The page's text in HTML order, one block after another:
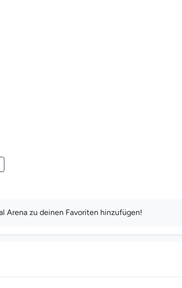
Arena zu deinen Favoriten hinzufügen!